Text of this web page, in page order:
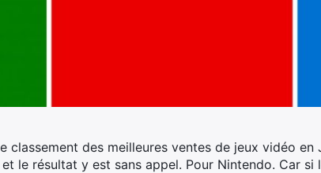
classement des meilleures ventes de jeux vidéo
le résultat y est sans appel. Pour Nintendo. Car si